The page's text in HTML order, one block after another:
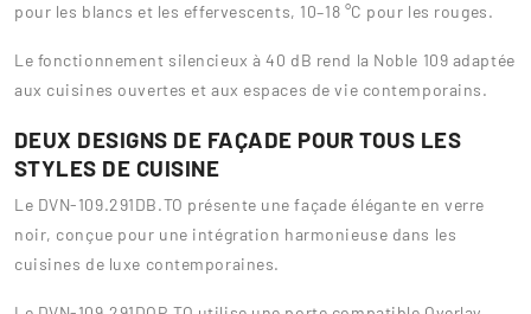
pour les blancs et les effervescents, 10–18 °C pour les rouges.
Le fonctionnement silencieux à 40 dB rend la Noble 109 adaptée
aux cuisines ouvertes et aux espaces de vie contemporains.
DEUX DESIGNS DE FAÇADE POUR TOUS LES
STYLES DE CUISINE
Le DVN-109.291DB.TO présente une façade élégante en verre
noir, conçue pour une intégration harmonieuse dans les
cuisines de luxe contemporaines.